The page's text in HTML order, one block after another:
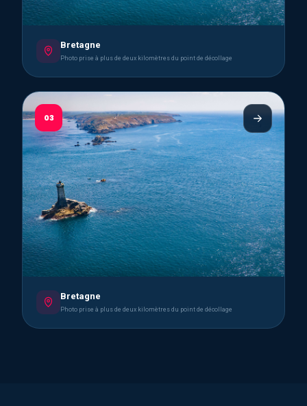
Bretagne
Photo prise à plus de deux kilomètres du point de décollage
03
Bretagne
Photo prise à plus de deux kilomètres du point de décollage